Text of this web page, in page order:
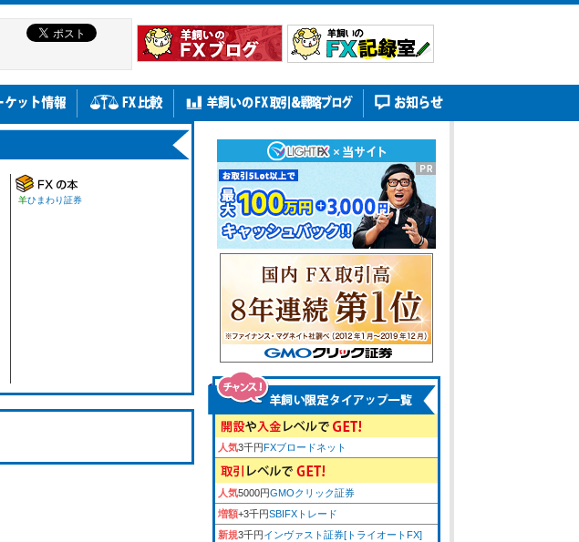
羊ひまわり証券
人気3千円FXブロードネット
人気5000円GMOクリック証券
増額+3千円SBIFXトレード
新規3千円インヴァスト証券[トライオートFX]